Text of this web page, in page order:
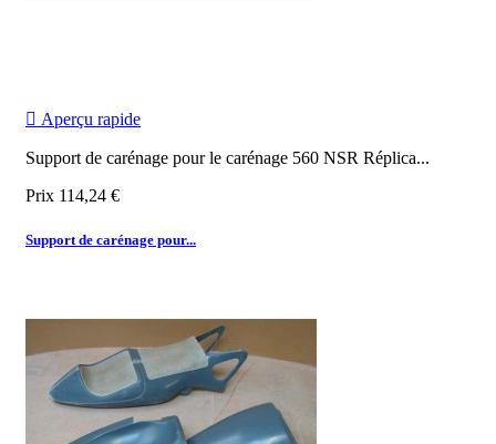
 Aperçu rapide
Support de carénage pour le carénage 560 NSR Réplica...
Prix 114,24 €
Support de carénage pour...